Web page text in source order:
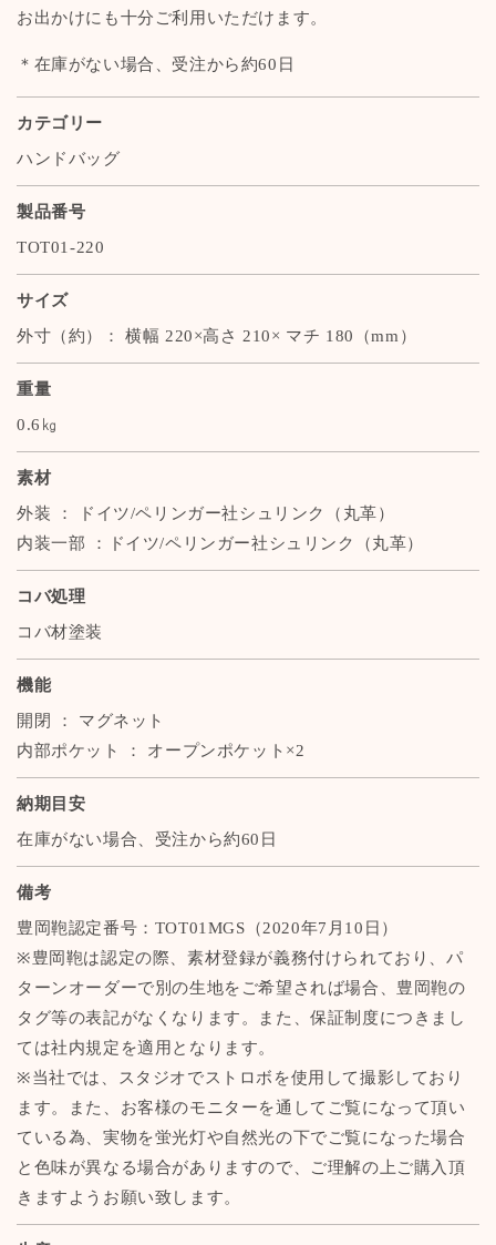
お出かけにも十分ご利用いただけます。
＊在庫がない場合、受注から約60日
カテゴリー
ハンドバッグ
製品番号
TOT01-220
サイズ
外寸（約）： 横幅 220×高さ 210× マチ 180（mm）
重量
0.6㎏
素材
外装 ： ドイツ/ペリンガー社シュリンク（丸革）
内装一部 ：ドイツ/ペリンガー社シュリンク（丸革）
コバ処理
コバ材塗装
機能
開閉 ： マグネット
内部ポケット ： オープンポケット×2
納期目安
在庫がない場合、受注から約60日
備考
豊岡鞄認定番号：TOT01MGS（2020年7月10日）
※豊岡鞄は認定の際、素材登録が義務付けられており、パ
ターンオーダーで別の生地をご希望されば場合、豊岡鞄の
タグ等の表記がなくなります。また、保証制度につきまし
ては社内規定を適用となります。
※当社では、スタジオでストロボを使用して撮影しており
ます。また、お客様のモニターを通してご覧になって頂い
ている為、実物を蛍光灯や自然光の下でご覧になった場合
と色味が異なる場合がありますので、ご理解の上ご購入頂
きますようお願い致します。